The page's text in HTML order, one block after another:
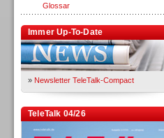
Glossar
Immer Up-To-Date
» Newsletter TeleTalk-Compact
TeleTalk 04/26